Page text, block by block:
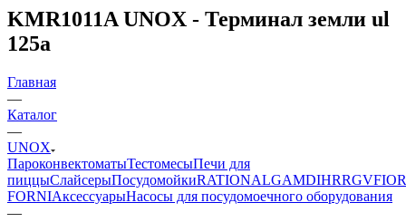
KMR1011A UNOX - Терминал земли ul
125a
Главная
—
Каталог
—
UNOX
ПароконвектоматыТестомесыПечи для
пиццыСлайсерыПосудомойкиRATIONALGAMDIHRRGV
FORNIАксессуарыНасосы для посудомоечного оборудования
—